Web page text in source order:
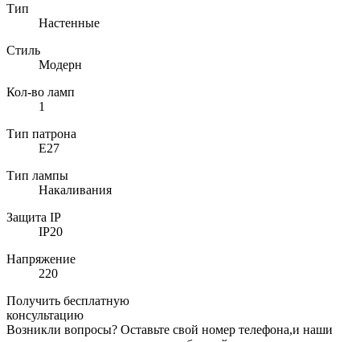
Тип
Настенные
Стиль
Модерн
Кол-во ламп
1
Тип патрона
E27
Тип лампы
Накаливания
Защита IP
IP20
Напряжение
220
Получить бесплатную
консультацию
Возникли вопросы? Оставьте свой номер телефона,и наши